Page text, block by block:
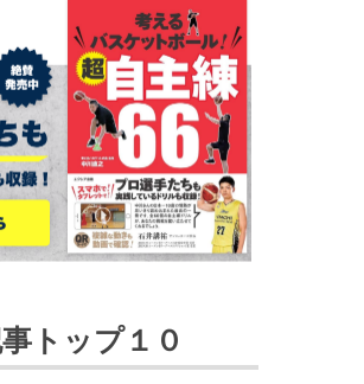
トップ１０